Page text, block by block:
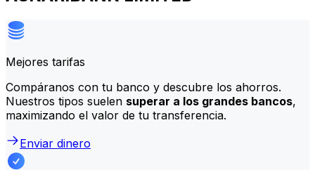
Mejores tarifas
Compáranos con tu banco y descubre los ahorros.
Nuestros tipos suelen superar a los grandes bancos,
maximizando el valor de tu transferencia.
Enviar dinero